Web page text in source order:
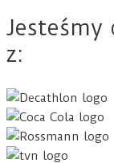
Jesteśmy
z: